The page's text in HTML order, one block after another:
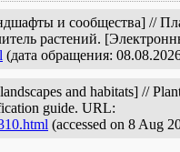
и сообщества] //
растений.
(дата обращения:
and habitats] //
guide. URL:
(accessed on 8 Aug